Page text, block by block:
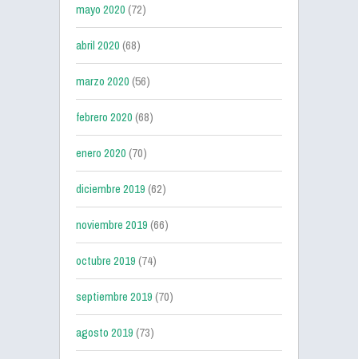
mayo 2020(72)
abril 2020(68)
marzo 2020(56)
febrero 2020(68)
enero 2020(70)
diciembre 2019(62)
noviembre 2019(66)
octubre 2019(74)
septiembre 2019(70)
agosto 2019(73)